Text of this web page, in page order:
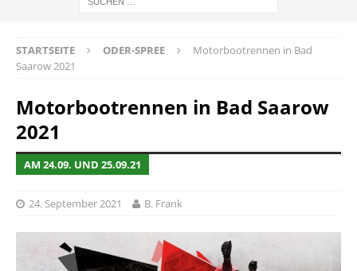
STARTSEITE ODER-SPREE
Motorbootrennen in Bad
Saarow 2021
Motorbootrennen in Bad Saarow
2021
AM 24.09. UND 25.09.21
24. September 2021 B. Frank